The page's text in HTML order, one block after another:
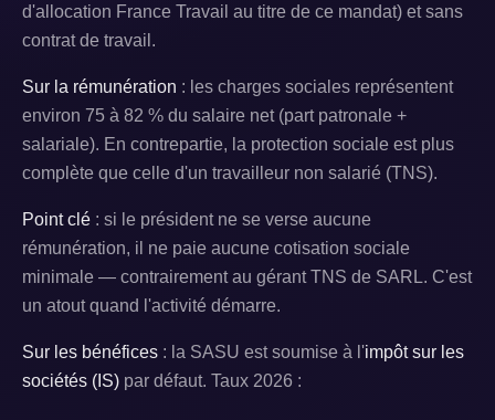
d'allocation France Travail au titre de ce mandat) et sans
contrat de travail.
Sur la rémunération : les charges sociales représentent
environ 75 à 82 % du salaire net (part patronale +
salariale). En contrepartie, la protection sociale est plus
complète que celle d'un travailleur non salarié (TNS).
Point clé : si le président ne se verse aucune
rémunération, il ne paie aucune cotisation sociale
minimale — contrairement au gérant TNS de SARL. C'est
un atout quand l'activité démarre.
Sur les bénéfices : la SASU est soumise à l'impôt sur les
sociétés (IS) par défaut. Taux 2026 :